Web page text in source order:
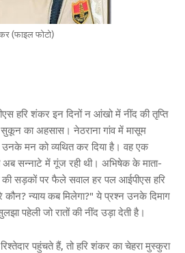
(फाइल फोटो)
हरि शंकर इन दिनों न आंखो में नींद की तृप्ति
का अहसास। नेठराना गांव में मासूम
उनके मन को व्यथित कर दिया है। वह एक
अब सन्नाटे में गूंज रही थी। अभिषेक के माता-
सड़कों पर फैले सवाल हर पल आईपीएस हरि
न्याय कब मिलेगा?" ये प्रश्न उनके दिमाग
पहेली जो रातों की नींद उड़ा देती है।
पहुंचते हैं, तो हरि शंकर का चेहरा मुस्कुरा